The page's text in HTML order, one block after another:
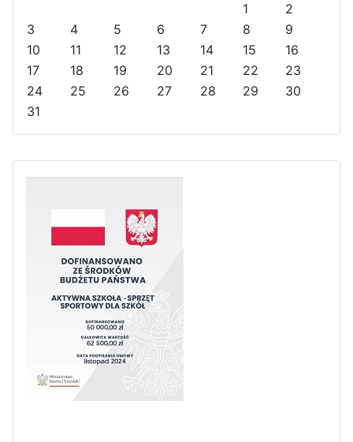
s
Y
e
a
M
o
n
h
1
2
3
4 5 6 7 8
9
10
11 12 13 14 15
16
17
18 19 20 21 22
23
24
25 26 27 28 29
30
31